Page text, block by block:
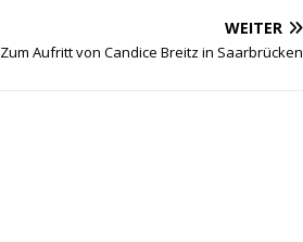
WEITER
Zum Aufritt von Candice Breitz in Saarbrücken